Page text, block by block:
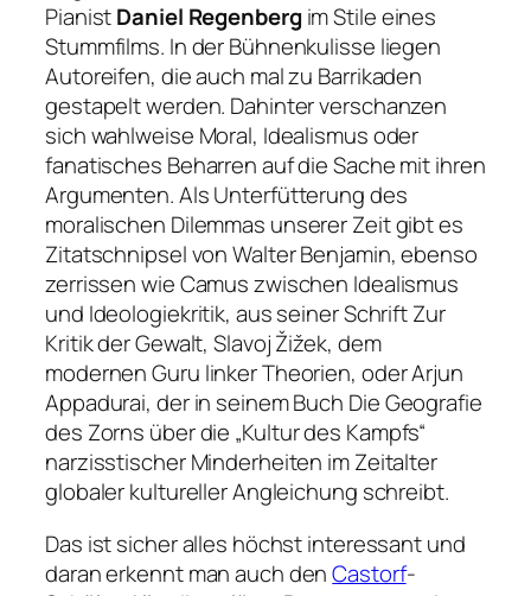
PianistDaniel Regenberg im Stile eines
Stummfilms. In der Bühnenkulisse liegen
Autoreifen, die auch mal zu Barrikaden
gestapelt werden. Dahinter verschanzen
sich wahlweise Moral, Idealismus oder
fanatisches Beharren auf die Sache mit ihren
Argumenten. Als Unterfütterung des
moralischen Dilemmas unserer Zeit gibt es
Zitatschnipsel von Walter Benjamin, ebenso
zerrissen wie Camus zwischen Idealismus
und Ideologiekritik, aus seiner SchriftZur
Kritik der Gewalt, Slavoj Žižek, dem
modernen Guru linker Theorien, oder Arjun
Appadurai, der in seinem Buch Die Geografie
des Zorns über die „Kultur des Kampfs“
narzisstischer Minderheiten im Zeitalter
globaler kultureller Angleichung schreibt.
Das ist sicher alles höchst interessant und
daran erkennt man auch denCastorf-